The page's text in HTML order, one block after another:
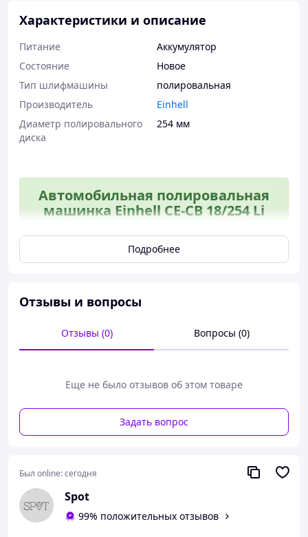
Характеристики и описание
Питание
Аккумулятор
Состояние
Новое
Тип шлифмашины
полировальная
Производитель
Einhell
Диаметр полировального
диска
254 мм
Автомобильная полировальная
машинка Einhell CE-CB 18/254 Li
диаметр диска 254 мм крас
Автомобильная полировальная машинка Einhell
CE-CB 18/254 Li Solo Power X-Change,
беспроводная, поставляется без аккумулятора и
зарядного устройства, красный
Подробнее
Отзывы и вопросы
Отзывы (0) Вопросы (0)
Еще не было отзывов об этом товаре
Задать вопрос
Был online:сегодня
Spot
99% положительных отзывов